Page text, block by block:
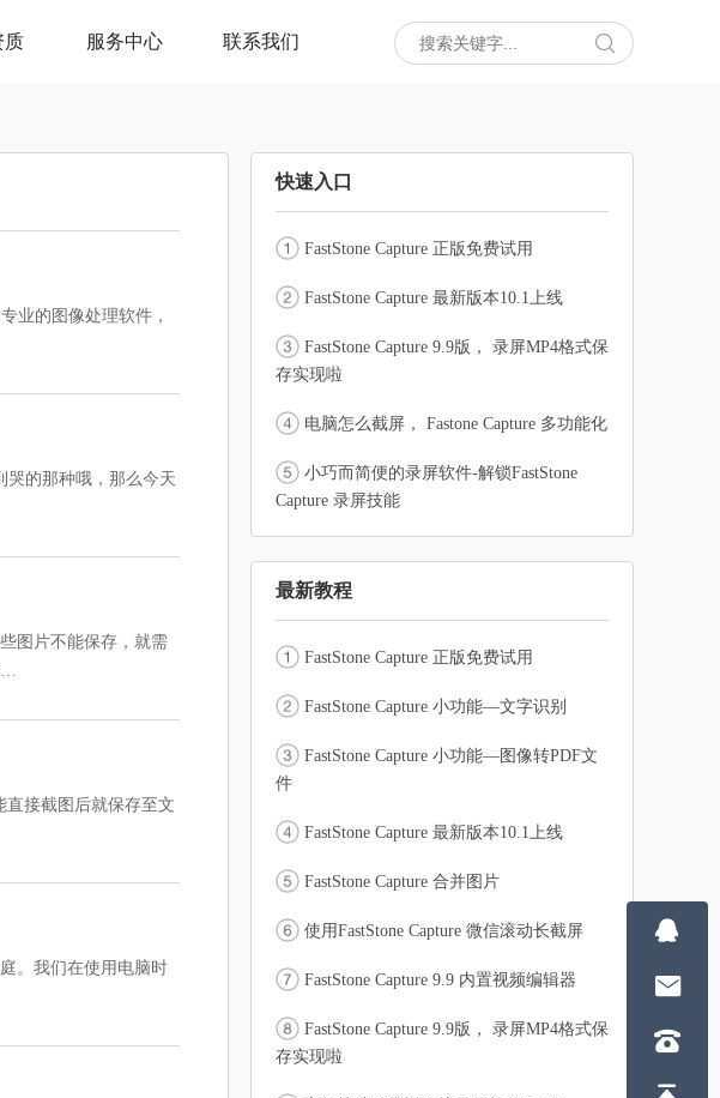

质 服务中心 联系我们
业的图像处理软件，
哭的那种哦，那么今天
图片不能保存，就需
…
直接截图后就保存至文
。我们在使用电脑时
快速入口
FastStone Capture 正版免费试用
FastStone Capture 最新版本10.1上线
FastStone Capture 9.9版， 录屏MP4格式保
存实现啦
电脑怎么截屏， Fastone Capture 多功能化
小巧而简便的录屏软件-解锁FastStone
Capture 录屏技能
最新教程
FastStone Capture 正版免费试用
FastStone Capture 小功能—文字识别
FastStone Capture 小功能—图像转PDF文
件
FastStone Capture 最新版本10.1上线
FastStone Capture 合并图片
使用FastStone Capture 微信滚动长截屏
FastStone Capture 9.9 内置视频编辑器
FastStone Capture 9.9版， 录屏MP4格式保
存实现啦


